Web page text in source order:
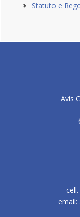
Statuto e
Avis
email: